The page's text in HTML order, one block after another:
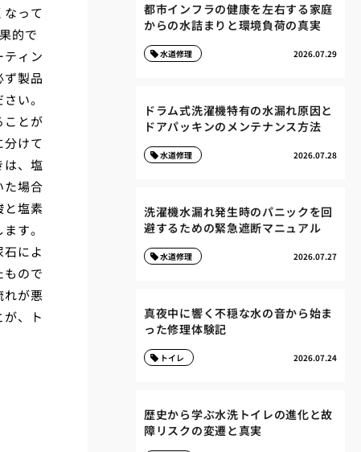
なって
的で
ティン
ず製品
い。
ことが
分けて
は、塩
た場合
と塩素
す。
によ
もので
れが悪
、ト
都市インフラの健康を左右する家庭
からの水詰まりと環境負荷の真実
2026.07.29
水道修理
ドラム式洗濯機特有の水漏れ原因と
ドアパッキンのメンテナンス方法
2026.07.28
水道修理
洗濯機水漏れ発生時のパニックを回
避するための緊急遮断マニュアル
2026.07.27
水道修理
真夜中に響く不穏な水の音から始ま
った修理体験記
2026.07.24
トイレ
歴史から学ぶ水洗トイレの進化と故
障リスクの変遷と真実